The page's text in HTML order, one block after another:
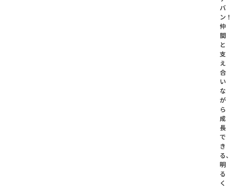
バ
ン
仲
間
と
支
え
合
い
な
が
ら
成
長
で
き
る
明
る
く